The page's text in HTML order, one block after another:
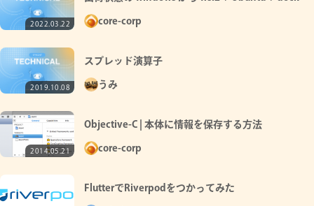
2022.03.22
ce の環境を整う
core-corp
2019.10.08
スプレッド演算子
うみ
2014.05.21
Objective-C | 本体に情報を保存する方法
core-corp
FlutterでRiverpodをつかってみた